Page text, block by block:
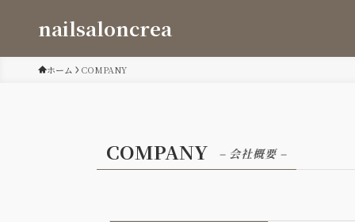
nailsaloncrea
ホーム COMPANY
COMPANY – 会社概要 –